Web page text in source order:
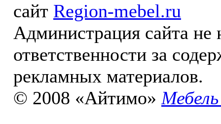
сайт Region-mebel.ru
Администрация сайта не
ответственности за
рекламных материалов.
© 2008 «Айтимо»